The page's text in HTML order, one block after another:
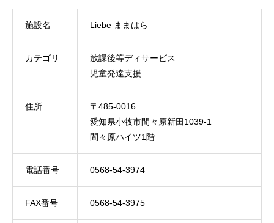
施設名 Liebe ままはら
カテゴリ
放課後等ディサービス
児童発達支援
住所
〒485-0016
愛知県小牧市間々原新田1039-1
間々原ハイツ1階
電話番号 0568-54-3974
FAX番号 0568-54-3975